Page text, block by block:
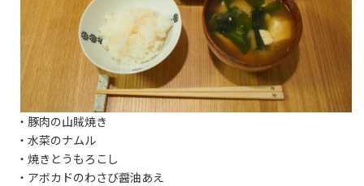
・豚肉の山賊焼き
・水菜のナムル
・焼きとうもろこし
・アボカドのわさび醤油あえ